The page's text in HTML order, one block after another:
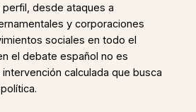
desde ataques a
y corporaciones
sociales en todo el
el debate español no es
calculada que busca